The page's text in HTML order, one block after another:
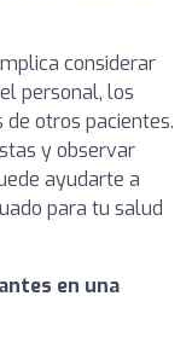
considerar
personal, los
otros pacientes.
y observar
ayudarte a
para tu salud
en una